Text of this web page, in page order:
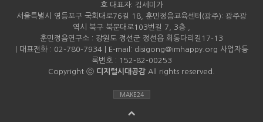
호 대표자: 김세미가
서울특별시 영등포구 국회대로76길 18, 훈민정음교육센터(광주): 광주광
역시 북구 북문대로103번길 7, 3층 ,
훈민정음연구소 : 강원도 정선군 정선읍 회동다리길17-13
| 대표전화 : 02-780-7934 | E-mail: disigong@imhappy.org 사업자등
록번호 : 152-82-00253
Copyright ⓒ 디지털시대공감 All rights reserved.
MAKE24